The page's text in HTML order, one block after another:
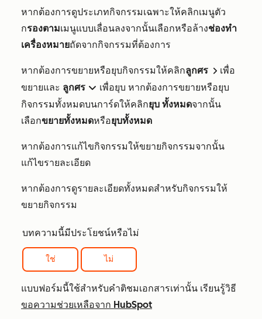
หากต้องการดูประเภทกิจกรรมเฉพาะให้คลิกเมนูตัว
กรองตามเมนูแบบเลื่อนลงจากนั้นเลือกหรือล้างช่องทำ
เครื่องหมายถัดจากกิจกรรมที่ต้องการ
หากต้องการขยายหรือยุบกิจกรรมให้คลิกลูกศร right เพื่อ
ขยายและ ลูกศร down เพื่อยุบ หากต้องการขยายหรือยุบ
กิจกรรมทั้งหมดบนการ์ดให้คลิกยุบ ทั้งหมดจากนั้น
เลือกขยายทั้งหมดหรือยุบทั้งหมด
หากต้องการแก้ไขกิจกรรมให้ขยายกิจกรรมจากนั้น
แก้ไขรายละเอียด
หากต้องการดูรายละเอียดทั้งหมดสำหรับกิจกรรมให้
ขยายกิจกรรม
บทความนี้มีประโยชน์หรือไม่
ใช่ ไม่
แบบฟอร์มนี้ใช้สำหรับคำติชมเอกสารเท่านั้น เรียนรู้วิธี
ขอความช่วยเหลือจาก HubSpot